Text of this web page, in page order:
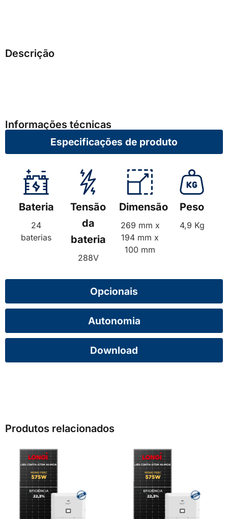
Descrição
Informações técnicas
Especificações de produto
Opcionais
Autonomia
Download
Bateria
24
baterias
Tensão
da
bateria
288V
Dimensão
269 mm x
194 mm x
100 mm
Peso
4,9 Kg
Produtos relacionados